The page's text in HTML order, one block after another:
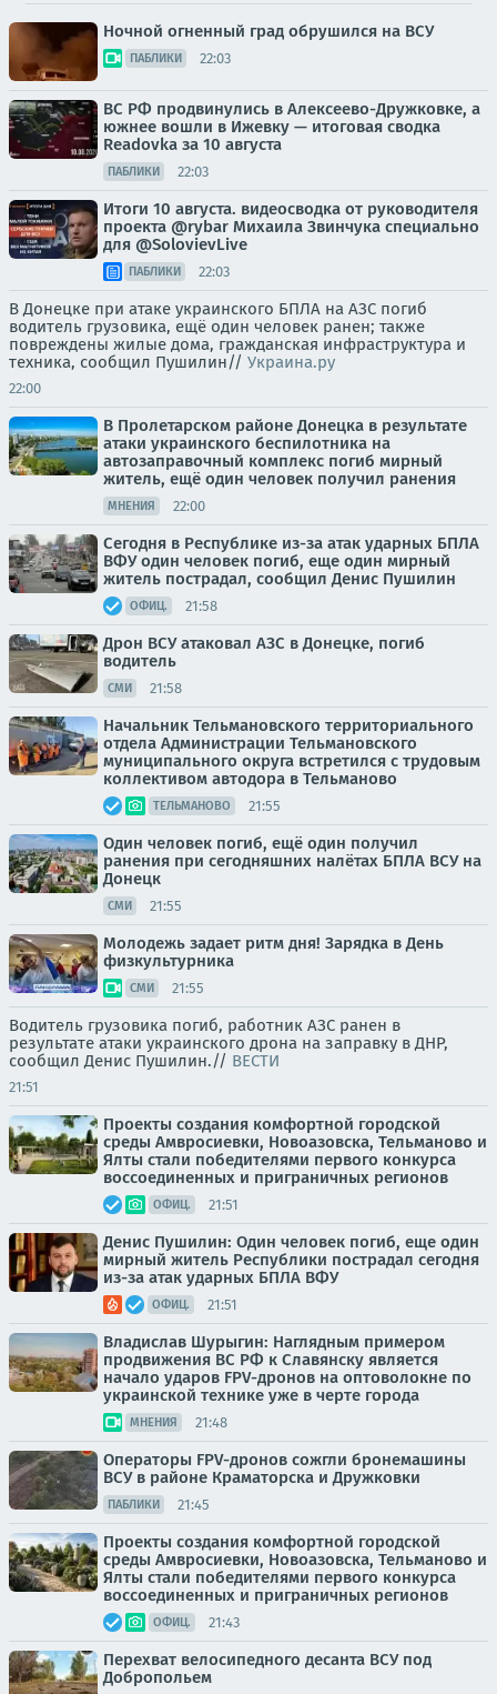
Ночной огненный град обрушился на ВСУ
ПАБЛИКИ 22:03
ВС РФ продвинулись в Алексеево-Дружковке, а
южнее вошли в Ижевку — итоговая сводка
Readovka за 10 августа
ПАБЛИКИ 22:03
Итоги 10 августа. видеосводка от руководителя
проекта @rybar Михаила Звинчука специально
для @SolovievLive
ПАБЛИКИ 22:03
В Донецке при атаке украинского БПЛА на АЗС погиб
водитель грузовика, ещё один человек ранен; также
повреждены жилые дома, гражданская инфраструктура и
техника, сообщил Пушилин// Украина.ру
22:00
В Пролетарском районе Донецка в результате
атаки украинского беспилотника на
автозаправочный комплекс погиб мирный
житель, ещё один человек получил ранения
МНЕНИЯ 22:00
Сегодня в Республике из-за атак ударных БПЛА
ВФУ один человек погиб, еще один мирный
житель пострадал, сообщил Денис Пушилин
ОФИЦ. 21:58
Дрон ВСУ атаковал АЗС в Донецке, погиб
водитель
СМИ 21:58
Начальник Тельмановского территориального
отдела Администрации Тельмановского
муниципального округа встретился с трудовым
коллективом автодора в Тельманово
ТЕЛЬМАНОВО 21:55
Один человек погиб, ещё один получил
ранения при сегодняшних налётах БПЛА ВСУ на
Донецк
СМИ 21:55
Молодежь задает ритм дня! Зарядка в День
физкультурника
СМИ 21:55
Водитель грузовика погиб, работник АЗС ранен в
результате атаки украинского дрона на заправку в ДНР,
сообщил Денис Пушилин.// ВЕСТИ
21:51
Проекты создания комфортной городской
среды Амвросиевки, Новоазовска, Тельманово и
Ялты стали победителями первого конкурса
воссоединенных и приграничных регионов
ОФИЦ. 21:51
Денис Пушилин: Один человек погиб, еще один
мирный житель Республики пострадал сегодня
из-за атак ударных БПЛА ВФУ
ОФИЦ. 21:51
Владислав Шурыгин: Наглядным примером
продвижения ВС РФ к Славянску является
начало ударов FPV-дронов на оптоволокне по
украинской технике уже в черте города
МНЕНИЯ 21:48
Операторы FPV-дронов сожгли бронемашины
ВСУ в районе Краматорска и Дружковки
ПАБЛИКИ 21:45
Проекты создания комфортной городской
среды Амвросиевки, Новоазовска, Тельманово и
Ялты стали победителями первого конкурса
воссоединенных и приграничных регионов
ОФИЦ. 21:43
Перехват велосипедного десанта ВСУ под
Добропольем